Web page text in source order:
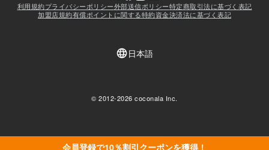
会員登録で10％割引クーポンを獲得！